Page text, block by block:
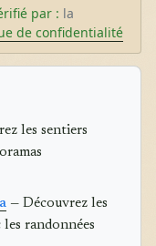
par : la
de confidentialité
les sentiers
— Découvrez les
les randonnées